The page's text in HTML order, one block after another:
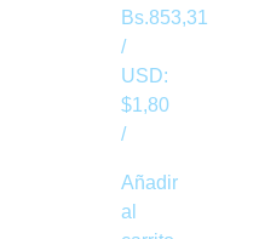
Bs.853,31
/
USD:
$1,80
/
Añadir
al